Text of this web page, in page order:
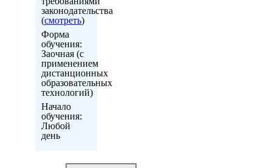
законодательства
(смотреть)
Форма
обучения:
Заочная (с
применением
дистанционных
образовательных
технологий)
Начало
обучения:
Любой
день